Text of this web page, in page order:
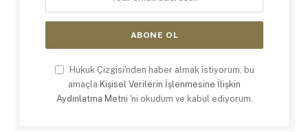
Hukuk Çizgisi'nden haber almak istiyorum, bu
amaçla Kişisel Verilerin İşlenmesine İlişkin
Aydınlatma Metni 'ni okudum ve kabul ediyorum.